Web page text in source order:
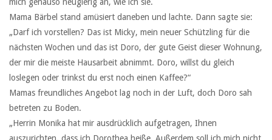
Mama Bärbel stand amüsiert daneben und lachte. Dann sagte sie:
„Darf ich vorstellen? Das ist Micky, mein neuer Schützling für die
nächsten Wochen und das ist Doro, der gute Geist dieser Wohnung,
der mir die meiste Hausarbeit abnimmt. Doro, willst du gleich
loslegen oder trinkst du erst noch einen Kaffee?“
Mamas freundliches Angebot lag noch in der Luft, doch Doro sah
betreten zu Boden.
„Herrin Monika hat mir ausdrücklich aufgetragen, Ihnen
auszurichten, dass ich Dorothea heiße. Außerdem soll ich mich nicht